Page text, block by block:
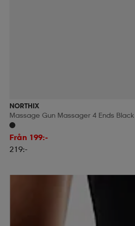
NORTHIX
Massage Gun Massager 4 Ends Black
Från 199:-
219:-